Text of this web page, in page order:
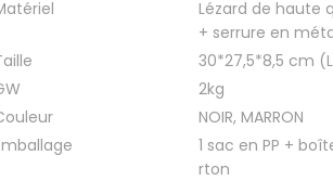
Lézard de haute
+ serrure en
30*27,5*8,5 cm
2kg
NOIR, MARRON
1 sac en PP +
rton